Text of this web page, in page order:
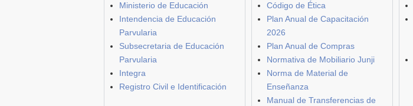
Ministerio de Educación
Intendencia de Educación
Parvularia
Subsecretaria de Educación
Parvularia
Integra
Registro Civil e Identificación
Código de Ética
Plan Anual de Capacitación
2026
Plan Anual de Compras
Normativa de Mobiliario Junji
Norma de Material de
Enseñanza
Manual de Transferencias de